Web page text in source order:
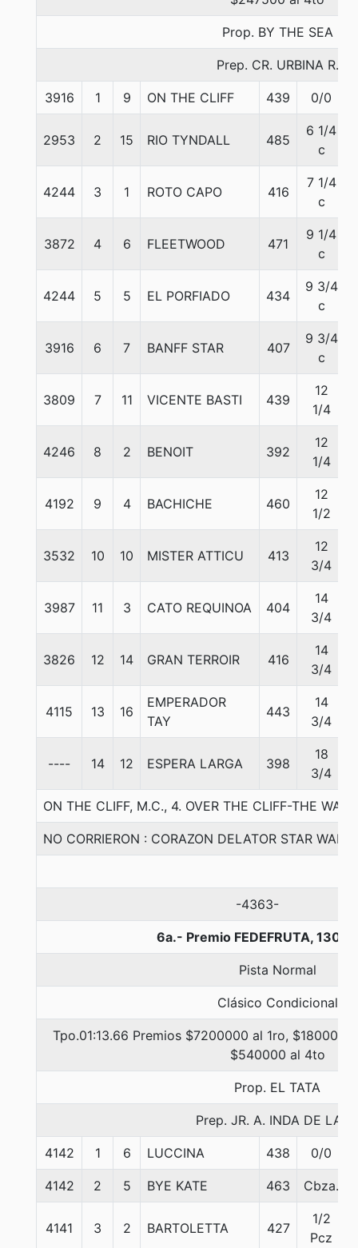
Prop. BY THE SEA
Prep. CR. URBINA R.
3916 1 9 ON THE CLIFF 439 0/0
2953 2 15 RIO TYNDALL 485
6 1/4
c
4244 3 1 ROTO CAPO 416
7 1/4
c
3872 4 6 FLEETWOOD 471
9 1/4
c
4244 5 5 EL PORFIADO 434
9 3/4
c
3916 6 7 BANFF STAR 407
9 3/4
c
3809 7 11 VICENTE BASTI 439
12
1/4
4246 8 2 BENOIT 392
12
1/4
4192 9 4 BACHICHE 460
12
1/2
3532 10 10 MISTER ATTICU 413
12
3/4
3987 11 3 CATO REQUINOA 404
14
3/4
3826 12 14 GRAN TERROIR 416
14
3/4
4115 13 16
EMPERADOR
TAY
443
14
3/4
---- 14 12 ESPERA LARGA 398
18
3/4
ON THE CLIFF, M.C., 4. OVER THE CLIFF-THE
NO CORRIERON : CORAZON DELATOR STAR WAR
-4363-
6a.- Premio FEDEFRUTA, 1300
Pista Normal
Clásico Condicional
Tpo.01:13.66 Premios $7200000 al 1ro,
$540000 al 4to
Prop. EL TATA
Prep. JR. A. INDA DE LA C.
4142 1 6 LUCCINA 438 0/0
4142 2 5 BYE KATE 463 Cbza.
4141 3 2 BARTOLETTA 427
1/2
Pcz